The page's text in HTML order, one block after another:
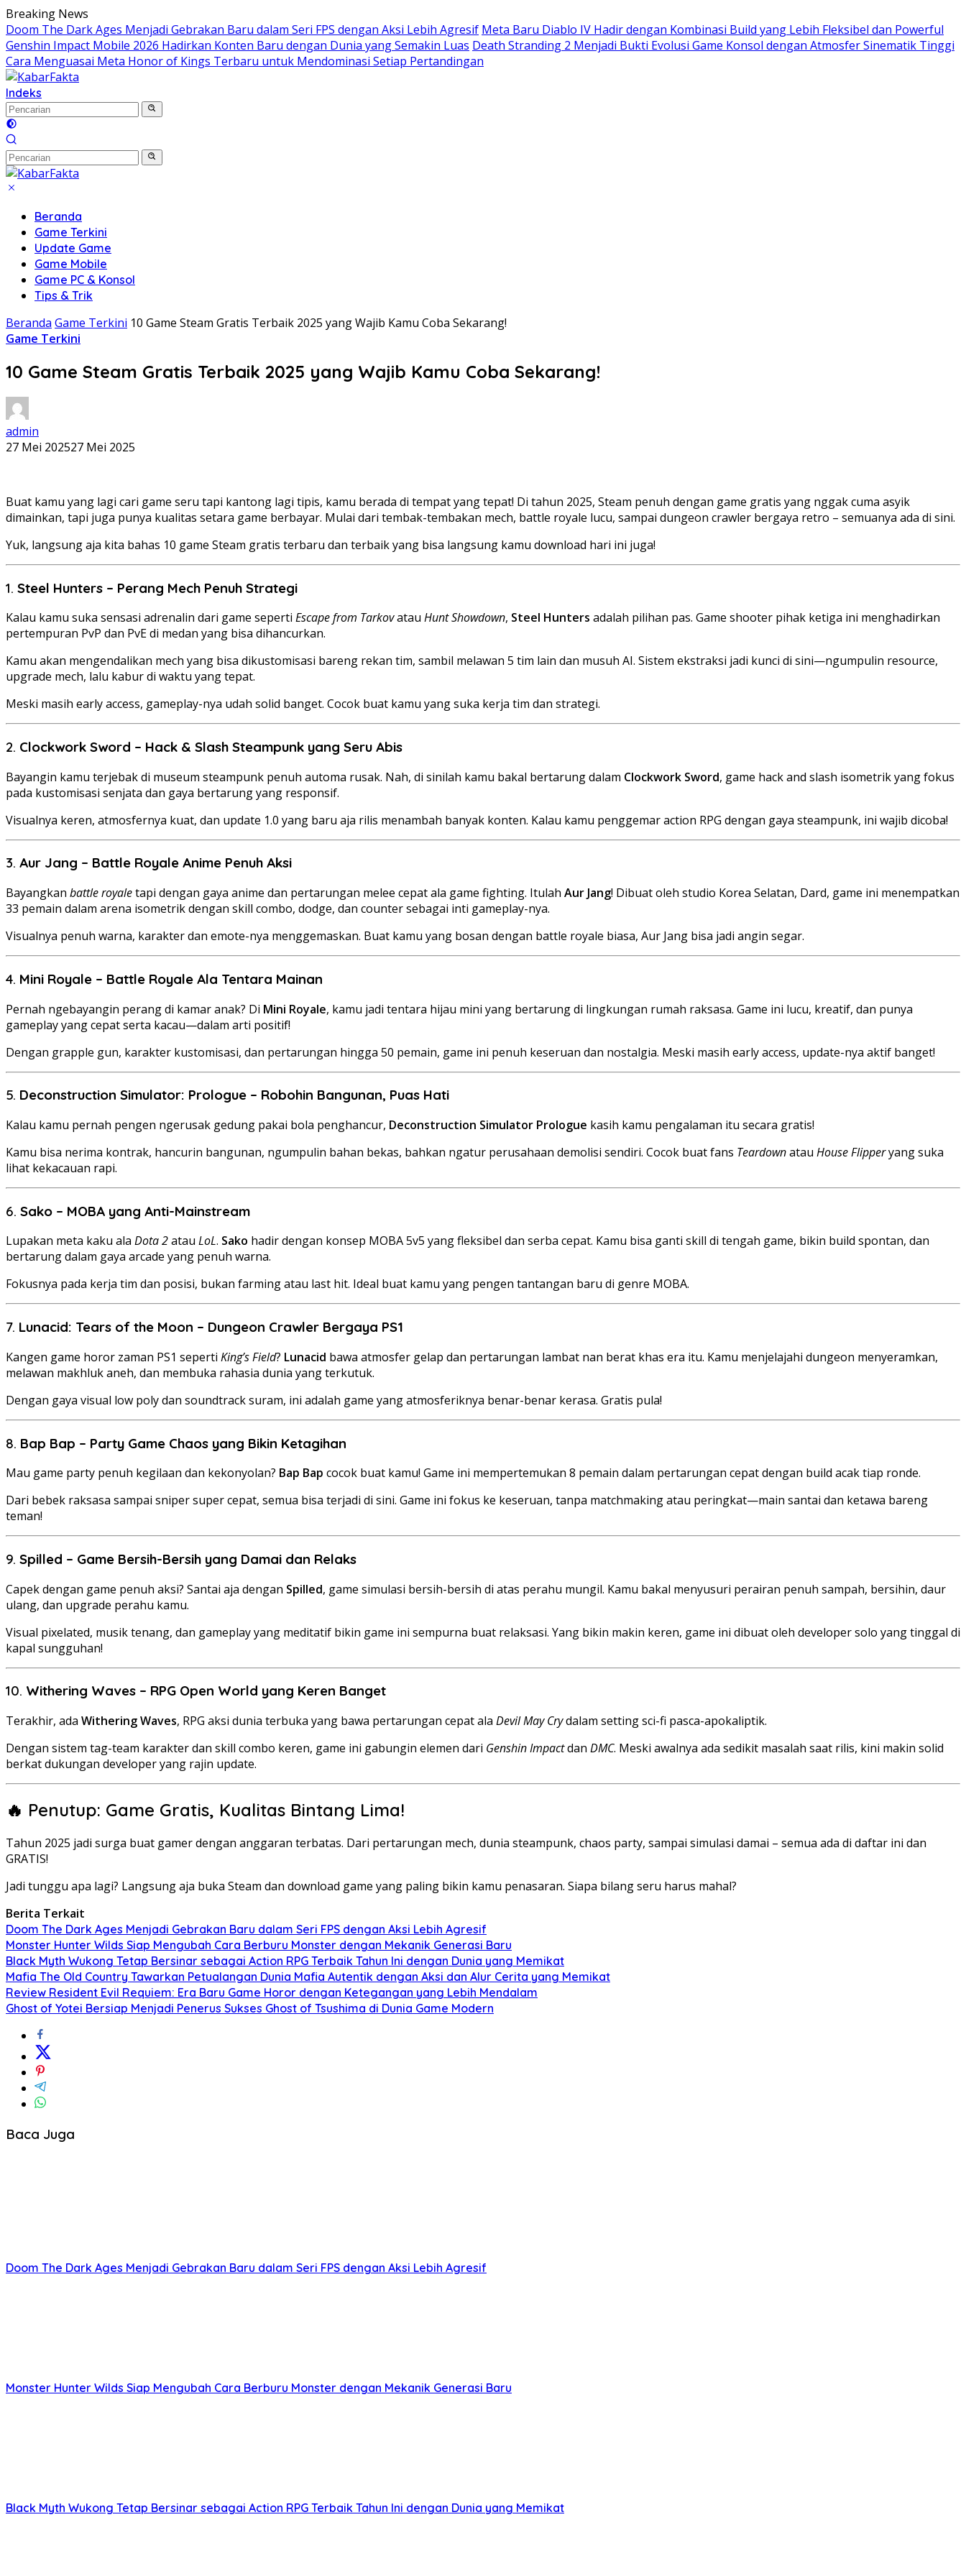
Langsung
ke
konten
Breaking News
Doom The Dark Ages Menjadi Gebrakan Baru dalam Seri FPS dengan Aksi Lebih Agresif Meta Baru Diablo IV Hadir dengan Kombinasi Build yang Lebih Fleksibel dan Powerful
Genshin Impact Mobile 2026 Hadirkan Konten Baru dengan Dunia yang Semakin Luas Death Stranding 2 Menjadi Bukti Evolusi Game Konsol dengan Atmosfer Sinematik Tinggi
Cara Menguasai Meta Honor of Kings Terbaru untuk Mendominasi Setiap Pertandingan
Indeks
Beranda
Game Terkini
Update Game
Game Mobile
Game PC & Konsol
Tips & Trik
Beranda Game Terkini 10 Game Steam Gratis Terbaik 2025 yang Wajib Kamu Coba Sekarang!
Game Terkini
10 Game Steam Gratis Terbaik 2025 yang Wajib Kamu Coba Sekarang!
admin
27 Mei 202527 Mei 2025
Buat kamu yang lagi cari game seru tapi kantong lagi tipis, kamu berada di tempat yang tepat! Di tahun 2025, Steam penuh dengan game gratis yang nggak cuma asyik
dimainkan, tapi juga punya kualitas setara game berbayar. Mulai dari tembak-tembakan mech, battle royale lucu, sampai dungeon crawler bergaya retro – semuanya ada di sini.
Yuk, langsung aja kita bahas 10 game Steam gratis terbaru dan terbaik yang bisa langsung kamu download hari ini juga!
1. Steel Hunters – Perang Mech Penuh Strategi
Kalau kamu suka sensasi adrenalin dari game seperti Escape from Tarkovatau Hunt Showdown, Steel Hunters adalah pilihan pas. Game shooter pihak ketiga ini menghadirkan
pertempuran PvP dan PvE di medan yang bisa dihancurkan.
Kamu akan mengendalikan mech yang bisa dikustomisasi bareng rekan tim, sambil melawan 5 tim lain dan musuh AI. Sistem ekstraksi jadi kunci di sini—ngumpulin resource,
upgrade mech, lalu kabur di waktu yang tepat.
Meski masih early access, gameplay-nya udah solid banget. Cocok buat kamu yang suka kerja tim dan strategi.
2. Clockwork Sword – Hack & Slash Steampunk yang Seru Abis
Bayangin kamu terjebak di museum steampunk penuh automa rusak. Nah, di sinilah kamu bakal bertarung dalam Clockwork Sword, game hack and slash isometrik yang fokus
pada kustomisasi senjata dan gaya bertarung yang responsif.
Visualnya keren, atmosfernya kuat, dan update 1.0 yang baru aja rilis menambah banyak konten. Kalau kamu penggemar action RPG dengan gaya steampunk, ini wajib dicoba!
3. Aur Jang – Battle Royale Anime Penuh Aksi
Bayangkan battle royaletapi dengan gaya anime dan pertarungan melee cepat ala game fighting. Itulah Aur Jang! Dibuat oleh studio Korea Selatan, Dard, game ini menempatkan
33 pemain dalam arena isometrik dengan skill combo, dodge, dan counter sebagai inti gameplay-nya.
Visualnya penuh warna, karakter dan emote-nya menggemaskan. Buat kamu yang bosan dengan battle royale biasa, Aur Jang bisa jadi angin segar.
4. Mini Royale – Battle Royale Ala Tentara Mainan
Pernah ngebayangin perang di kamar anak? Di Mini Royale, kamu jadi tentara hijau mini yang bertarung di lingkungan rumah raksasa. Game ini lucu, kreatif, dan punya
gameplay yang cepat serta kacau—dalam arti positif!
Dengan grapple gun, karakter kustomisasi, dan pertarungan hingga 50 pemain, game ini penuh keseruan dan nostalgia. Meski masih early access, update-nya aktif banget!
5. Deconstruction Simulator: Prologue – Robohin Bangunan, Puas Hati
Kalau kamu pernah pengen ngerusak gedung pakai bola penghancur, Deconstruction Simulator Prologue kasih kamu pengalaman itu secara gratis!
Kamu bisa nerima kontrak, hancurin bangunan, ngumpulin bahan bekas, bahkan ngatur perusahaan demolisi sendiri. Cocok buat fans Teardownatau House Flipperyang suka
lihat kekacauan rapi.
6. Sako – MOBA yang Anti-Mainstream
Lupakan meta kaku ala Dota 2atau LoL. Sako hadir dengan konsep MOBA 5v5 yang fleksibel dan serba cepat. Kamu bisa ganti skill di tengah game, bikin build spontan, dan
bertarung dalam gaya arcade yang penuh warna.
Fokusnya pada kerja tim dan posisi, bukan farming atau last hit. Ideal buat kamu yang pengen tantangan baru di genre MOBA.
7. Lunacid: Tears of the Moon – Dungeon Crawler Bergaya PS1
Kangen game horor zaman PS1 seperti King’s Field? Lunacid bawa atmosfer gelap dan pertarungan lambat nan berat khas era itu. Kamu menjelajahi dungeon menyeramkan,
melawan makhluk aneh, dan membuka rahasia dunia yang terkutuk.
Dengan gaya visual low poly dan soundtrack suram, ini adalah game yang atmosferiknya benar-benar kerasa. Gratis pula!
8. Bap Bap – Party Game Chaos yang Bikin Ketagihan
Mau game party penuh kegilaan dan kekonyolan? Bap Bap cocok buat kamu! Game ini mempertemukan 8 pemain dalam pertarungan cepat dengan build acak tiap ronde.
Dari bebek raksasa sampai sniper super cepat, semua bisa terjadi di sini. Game ini fokus ke keseruan, tanpa matchmaking atau peringkat—main santai dan ketawa bareng
teman!
9. Spilled – Game Bersih-Bersih yang Damai dan Relaks
Capek dengan game penuh aksi? Santai aja dengan Spilled, game simulasi bersih-bersih di atas perahu mungil. Kamu bakal menyusuri perairan penuh sampah, bersihin, daur
ulang, dan upgrade perahu kamu.
Visual pixelated, musik tenang, dan gameplay yang meditatif bikin game ini sempurna buat relaksasi. Yang bikin makin keren, game ini dibuat oleh developer solo yang tinggal di
kapal sungguhan!
10. Withering Waves – RPG Open World yang Keren Banget
Terakhir, ada Withering Waves, RPG aksi dunia terbuka yang bawa pertarungan cepat ala Devil May Crydalam setting sci-fi pasca-apokaliptik.
Dengan sistem tag-team karakter dan skill combo keren, game ini gabungin elemen dari Genshin Impactdan DMC. Meski awalnya ada sedikit masalah saat rilis, kini makin solid
berkat dukungan developer yang rajin update.
🔥 Penutup: Game Gratis, Kualitas Bintang Lima!
Tahun 2025 jadi surga buat gamer dengan anggaran terbatas. Dari pertarungan mech, dunia steampunk, chaos party, sampai simulasi damai – semua ada di daftar ini dan
GRATIS!
Jadi tunggu apa lagi? Langsung aja buka Steam dan download game yang paling bikin kamu penasaran. Siapa bilang seru harus mahal?
Berita Terkait
Doom The Dark Ages Menjadi Gebrakan Baru dalam Seri FPS dengan Aksi Lebih Agresif
Monster Hunter Wilds Siap Mengubah Cara Berburu Monster dengan Mekanik Generasi Baru
Black Myth Wukong Tetap Bersinar sebagai Action RPG Terbaik Tahun Ini dengan Dunia yang Memikat
Mafia The Old Country Tawarkan Petualangan Dunia Mafia Autentik dengan Aksi dan Alur Cerita yang Memikat
Review Resident Evil Requiem: Era Baru Game Horor dengan Ketegangan yang Lebih Mendalam
Ghost of Yotei Bersiap Menjadi Penerus Sukses Ghost of Tsushima di Dunia Game Modern
Baca Juga
Doom The Dark Ages Menjadi Gebrakan Baru dalam Seri FPS dengan Aksi Lebih Agresif
Monster Hunter Wilds Siap Mengubah Cara Berburu Monster dengan Mekanik Generasi Baru
Black Myth Wukong Tetap Bersinar sebagai Action RPG Terbaik Tahun Ini dengan Dunia yang Memikat